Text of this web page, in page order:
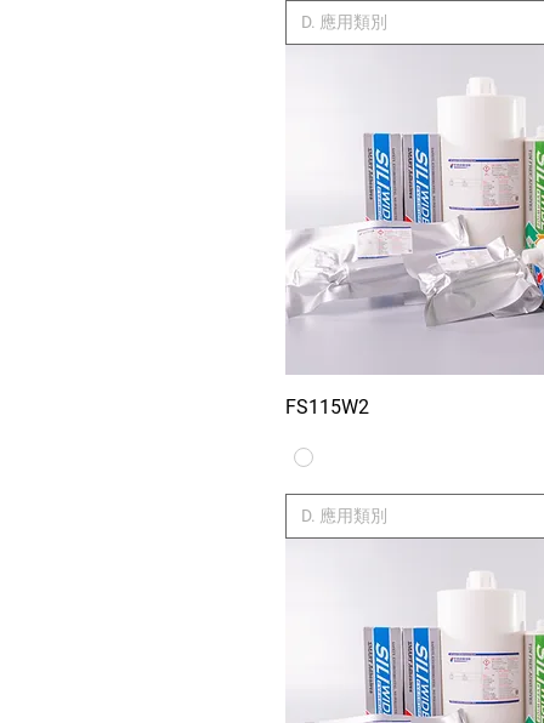
D. 應用類別
FS115W2
D. 應用類別